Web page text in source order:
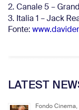
2. Canale 5 –
3. Italia 1 – Jack
Fonte:
LATEST
Fondo